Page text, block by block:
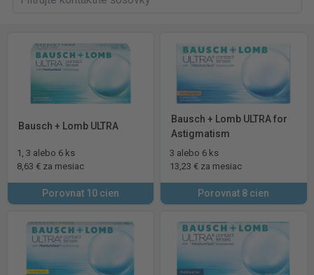
Bausch + Lomb ULTRA
1, 3 alebo 6 ks
8,63 € za mesiac
Porovnat 10 cien
Bausch + Lomb ULTRA for
Astigmatism
3 alebo 6 ks
13,23 € za mesiac
Porovnat 8 cien